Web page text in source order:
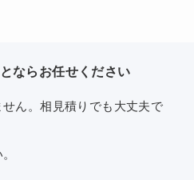
ならお任せください
ん。相見積りでも大丈夫で